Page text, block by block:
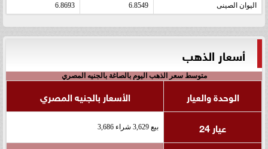
اليوان الصينى 6.8549
6.8693
أسعار الذهب
متوسط سعر الذهب اليوم بالصاغة بالجنيه المصري
الوحدة والعيار
الأسعار بالجنيه المصري
عيار 24
بيع 3,629 شراء 3,686